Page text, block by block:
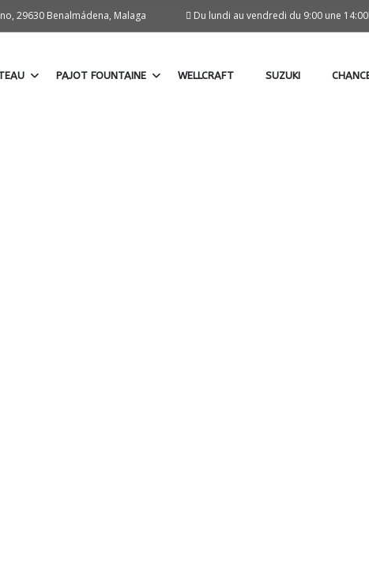
Du lundi au vendredi du 9:00 une
29630 Benalmádena, Malaga
PAJOT FOUNTAINE WELLCRAFT SUZUKI